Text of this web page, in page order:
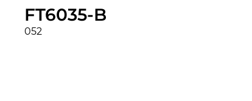
FT6035-B
052